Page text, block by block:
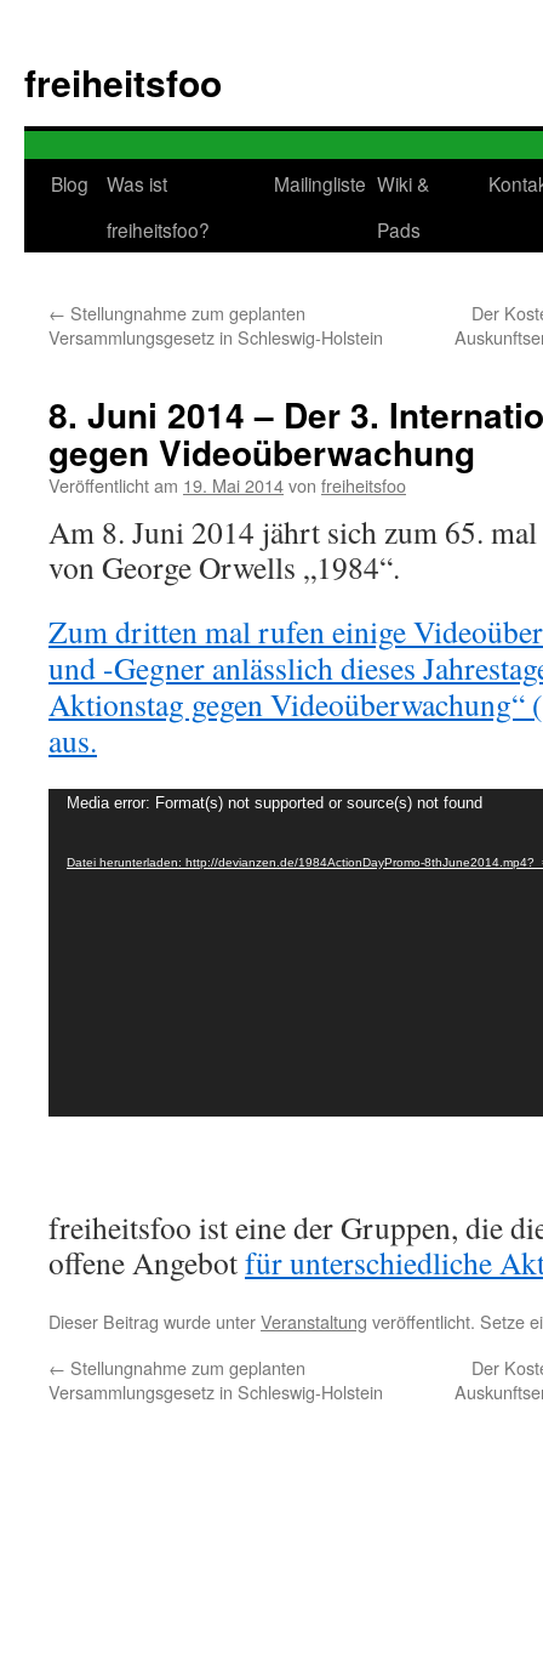
springen
freiheitsfoo
Blog
Was ist
freiheitsfoo?
Mailingliste Wiki &
Pads
← Stellungnahme zum geplanten
Versammlungsgesetz in Schleswig-Holstein
Der
8. Juni 2014 – Der 3.
gegen Videoüberwachung
Veröffentlicht am 19. Mai 2014von freiheitsfoo
Am 8. Juni 2014 jährt sich zum 65.
von George Orwells „1984“.
Zum dritten mal rufen einige
und -Gegner anlässlich dieses
Aktionstag gegen Videoüberwachung“
aus.
Video-
Media error: Format(s) not supported or source(s) not found
Datei herunterladen: http://devianzen.de/1984ActionDayPromo-
freiheitsfoo ist eine der Gruppen, die
offene Angebotfür unterschiedliche
Dieser Beitrag wurde unterVeranstaltung veröffentlicht. Setze
← Stellungnahme zum geplanten
Versammlungsgesetz in Schleswig-Holstein
Der